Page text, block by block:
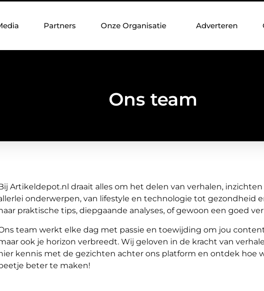
Partners Onze Organisatie Adverteren
Ons team
Artikeldepot.nl draait alles om het delen van verhalen,
onderwerpen, van lifestyle en technologie tot gezondheid
praktische tips, diepgaande analyses, of gewoon een goed
team werkt elke dag met passie en toewijding om jou
ook je horizon verbreedt. Wij geloven in de kracht van
kennis met de gezichten achter ons platform en ontdek hoe
beter te maken!